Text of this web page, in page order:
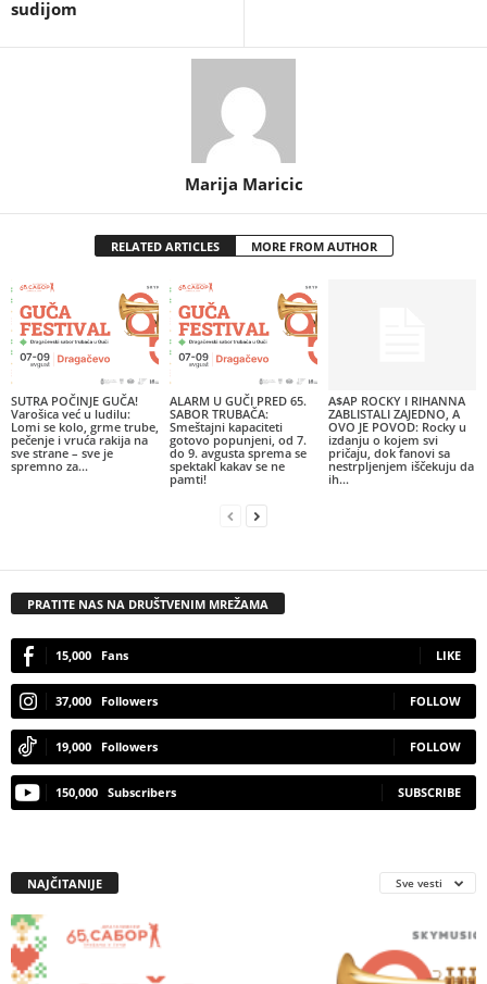
sudijom
Marija Maricic
RELATED ARTICLES MORE FROM AUTHOR
SUTRA POČINJE GUČA!
Varošica već u ludilu:
Lomi se kolo, grme trube,
pečenje i vruća rakija na
sve strane – sve je
spremno za...
ALARM U GUČI PRED 65.
SABOR TRUBAČA:
Smeštajni kapaciteti
gotovo popunjeni, od 7.
do 9. avgusta sprema se
spektakl kakav se ne
pamti!
A$AP ROCKY I RIHANNA
ZABLISTALI ZAJEDNO, A
OVO JE POVOD: Rocky u
izdanju o kojem svi
pričaju, dok fanovi sa
nestrpljenjem iščekuju da
ih...
PRATITE NAS NA DRUŠTVENIM MREŽAMA
15,000 Fans LIKE
37,000 Followers FOLLOW
19,000 Followers FOLLOW
150,000 Subscribers SUBSCRIBE
NAJČITANIJE Sve vesti